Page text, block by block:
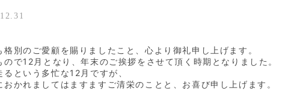
格別のご愛顧を賜りましたこと、心より御礼申し上げます。
ので12月となり、年末のご挨拶をさせて頂く時期となりました。
るという多忙な12月ですが、
おかれましてはますますご清栄のことと、お喜び申し上げます。